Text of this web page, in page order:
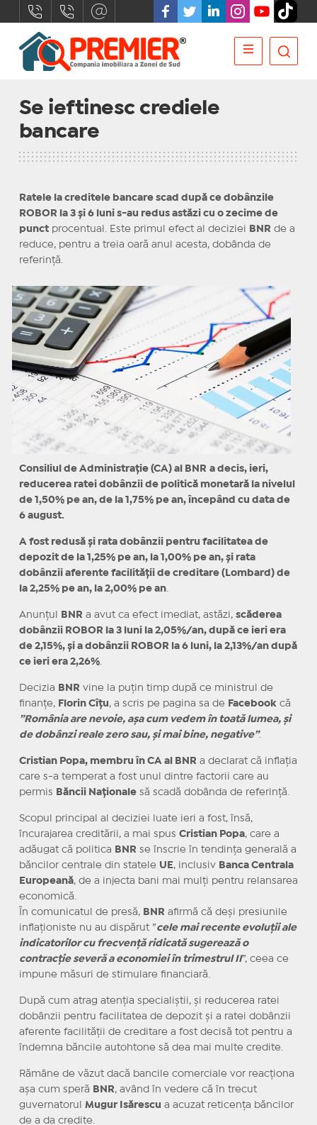
Se ieftinesc crediele
bancare
Ratele la creditele bancare scad după ce dobânzile
ROBOR la 3 și 6 luni s-au redus astăzi cu o zecime de
punctprocentual. Este primul efect al deciziei BNR de a
reduce, pentru a treia oară anul acesta, dobânda de
referință.
Consiliul de Administraţie (CA) al BNR a decis, ieri,
reducerea ratei dobânzii de politică monetară la nivelul
de 1,50% pe an, de la 1,75% pe an, începând cu data de
6 august.
A fost redusă și rata dobânzii pentru facilitatea de
depozit de la 1,25% pe an, la 1,00% pe an, şi rata
dobânzii aferente facilităţii de creditare (Lombard) de
la 2,25% pe an, la 2,00% pe an.
Anunțul BNR a avut ca efect imediat, astăzi, scăderea
dobânzii ROBOR la 3 luni la 2,05%/an, după ce ieri era
de 2,15%, și a dobânzii ROBOR la 6 luni, la 2,13%/an după
ce ieri era 2,26%.
Decizia BNR vine la puțin timp după ce ministrul de
finanțe, Florin Cîțu, a scris pe pagina sa de Facebookcă
”România are nevoie, aşa cum vedem în toată lumea, şi
de dobânzi reale zero sau, şi mai bine, negative”.
Cristian Popa, membru în CA al BNR a declarat că inflația
care s-a temperat a fost unul dintre factorii care au
permis
Băncii Naționalesă scadă dobânda de referință.
Scopul principal al deciziei luate ieri a fost, însă,
încurajarea creditării, a mai spus Cristian Popa, care a
adăugat că politica
BNR se înscrie în tendința generală a
băncilor centrale din statele UE, inclusiv Banca Centrala
Europeană, de a injecta bani mai mulți pentru relansarea
economică.
În comunicatul de presă, BNR afirmă că deși presiunile
inflaționiste nu au dispărut ”cele mai recente evoluții ale
indicatorilor cu frecvență ridicată sugerează o
contracție severă a economiei în trimestrul II”, ceea ce
impune măsuri de stimulare financiară.
După cum atrag atenția specialiștii, și reducerea ratei
dobânzii pentru facilitatea de depozit şi a ratei dobânzii
aferente facilităţii de creditare a fost decisă tot pentru a
îndemna băncile autohtone să dea mai multe credite.
Rămâne de văzut dacă bancile comerciale vor reacționa
așa cum speră
BNR, având în vedere că în trecut
guvernatorul Mugur Isărescu a acuzat reticența băncilor
de a da credite.